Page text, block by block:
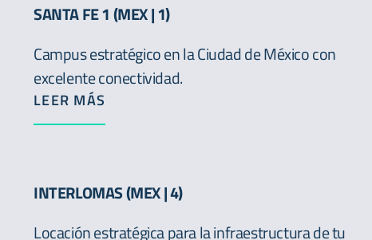
SANTA FE 1 (MEX | 1)
Campus estratégico en la Ciudad de México con
excelente conectividad.
LEER MÁS
INTERLOMAS (MEX | 4)
Locación estratégica para la infraestructura de tu